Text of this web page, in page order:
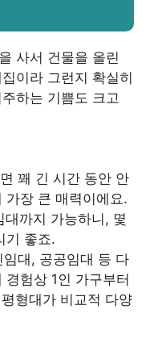
사서 건물을 올린
이라 그런지 확실히
하는 기쁨도 크고
꽤 긴 시간 동안 안
가장 큰 매력이에요.
까지 가능하니, 몇
기 좋죠.
대, 공공임대 등 다
험상 1인 가구부터
형대가 비교적 다양